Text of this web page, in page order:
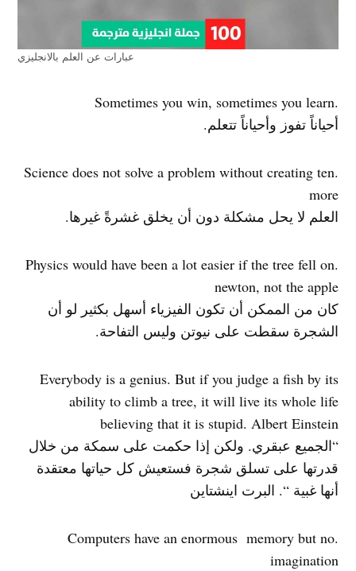
عبارات عن العلم بالانجليزي
.Sometimes you win, sometimes you learn
أحياناً تفوز وأحياناً تتعلم.
.Science does not solve a problem without creating ten
more
العلم لا يحل مشكلة دون أن يخلق غشرةً غيرها.
.Physics would have been a lot easier if the tree fell on
newton, not the apple
كان من الممكن أن تكون الفيزياء أسهل بكثير لو أن
الشجرة سقطت على نيوتن وليس التفاحة.
Everybody is a genius. But if you judge a fish by its
ability to climb a tree, it will live its whole life
believing that it is stupid. Albert Einstein
“الجميع عبقري. ولكن إذا حكمت على سمكة من خلال
قدرتها على تسلق شجرة فستعيش كل حياتها معتقدة
أنها غبية “. البرت اينشتاين
.Computers have an enormous memory but no
imagination